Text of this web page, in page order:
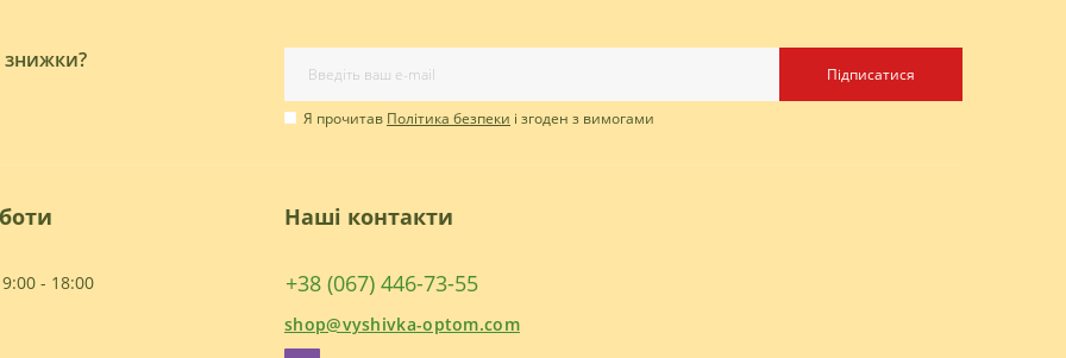
знижки?
Підписатися
Я прочитав Політика безпеки і згоден з вимогами
- 18:00
Наші контакти
+38 (067) 446-73-55
shop@vyshivka-optom.com